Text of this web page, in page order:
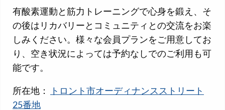
有酸素運動と筋力トレーニングで心身を鍛え、そ
の後はリカバリーとコミュニティとの交流をお楽
しみください。様々な会員プランをご用意してお
り、空き状況によっては予約なしでのご利用も可
能です。
所在地：
トロント市オーディナンスストリート
25番地